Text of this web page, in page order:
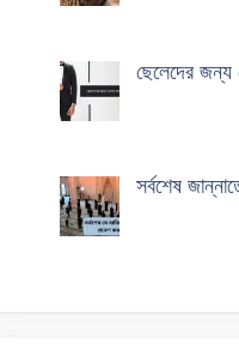
ছেলেদের জন্য
সর্বশেষ